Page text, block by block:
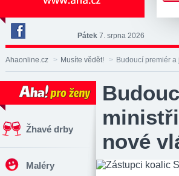
Deník
Aha!
na
Pátek 7. srpna 2026
Ahaonline.cz > Musíte vědět! > Budoucí premiér
Žhavé drby
Maléry
nové